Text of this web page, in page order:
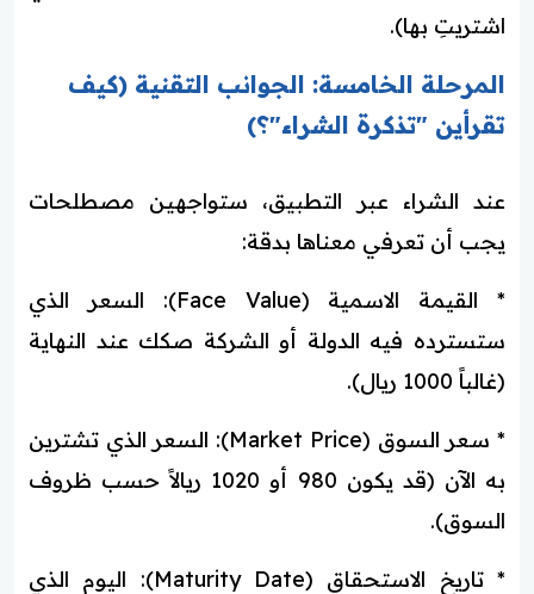
اشتريتِ بها).
المرحلة الخامسة: الجوانب التقنية (كيف
تقرأين "تذكرة الشراء"؟)
عند الشراء عبر التطبيق، ستواجهين مصطلحات
يجب أن تعرفي معناها بدقة:
* القيمة الاسمية (Face Value): السعر الذي
ستسترده فيه الدولة أو الشركة صكك عند النهاية
(غالباً 1000 ريال).
* سعر السوق (Market Price): السعر الذي تشترين
به الآن (قد يكون 980 أو 1020 ريالاً حسب ظروف
السوق).
* تاريخ الاستحقاق (Maturity Date): اليوم الذي